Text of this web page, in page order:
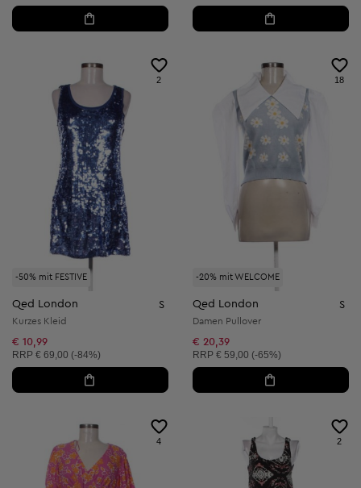
-50% mit FESTIVE
2
Qed London S
Kurzes Kleid
€ 10,99
Unverbindliche Preisempfehlung:
RRP € 69,00 (-84%)
-20% mit WELCOME
18
Qed London S
Damen Pullover
€ 20,39
Unverbindliche Preisempfehlung:
RRP € 59,00 (-65%)
4 2